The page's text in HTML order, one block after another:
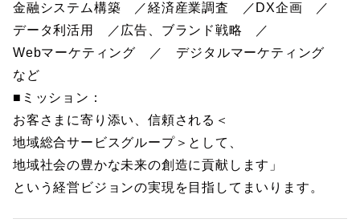
金融システム構築 ／経済産業調査 ／DX企画 ／
データ利活用 ／広告、ブランド戦略 ／
Webマーケティング ／ デジタルマーケティング
など
■ミッション：
お客さまに寄り添い、信頼される＜
地域総合サービスグループ＞として、
地域社会の豊かな未来の創造に貢献します」
という経営ビジョンの実現を目指してまいります。